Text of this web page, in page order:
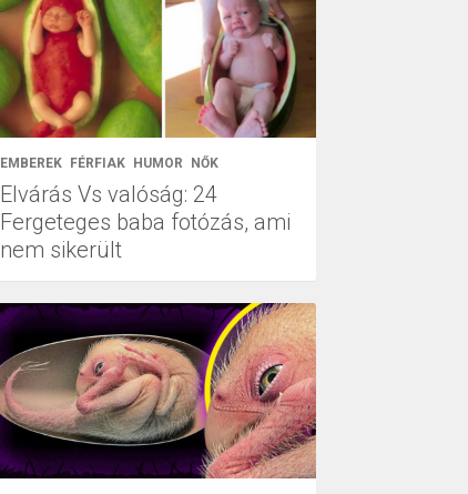
EMBEREK FÉRFIAK HUMOR NŐK
Elvárás Vs valóság: 24
Fergeteges baba fotózás, ami
nem sikerült